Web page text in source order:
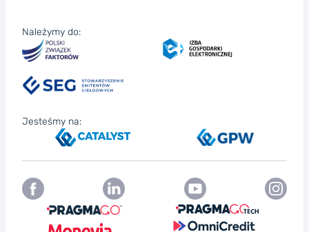
Należymy do:
Jesteśmy na: